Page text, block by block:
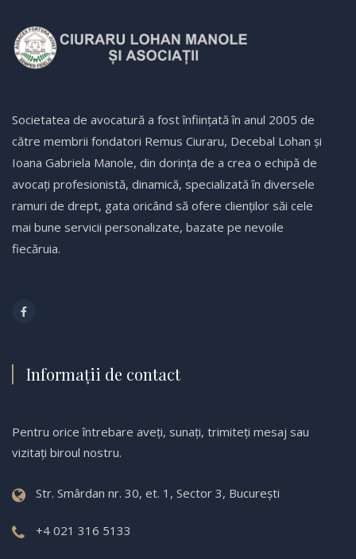
Societatea de avocatură a fost înfiinţată în anul 2005 de
către membrii fondatori Remus Ciuraru, Decebal Lohan şi
Ioana Gabriela Manole, din dorința de a crea o echipă de
avocaţi profesionistă, dinamică, specializată în diversele
ramuri de drept, gata oricând să ofere clienţilor săi cele
mai bune servicii personalizate, bazate pe nevoile
fiecăruia.
Informații de contact
Pentru orice întrebare aveți, sunați, trimiteți mesaj sau
vizitați biroul nostru.
Str. Smârdan nr. 30, et. 1, Sector 3, București
+4 021 316 5133